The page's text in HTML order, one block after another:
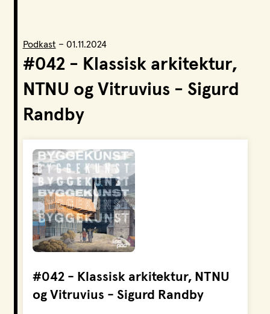
LOF
Podkast – 01.11.2024
#042 - Klassisk arkitektur,
NTNU og Vitruvius - Sigurd
Randby
#042 - Klassisk arkitektur, NTNU
og Vitruvius - Sigurd Randby